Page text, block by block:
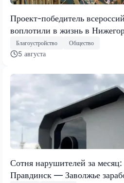
Проект-победитель
воплотили в жизнь в
Благоустройство Общество
5 августа
Сотня нарушителей за месяц:
Правдинск — Заволжье